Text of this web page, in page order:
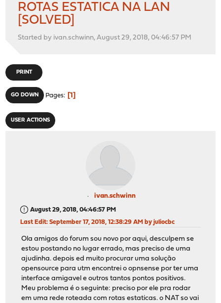
ROTAS ESTATICA NA LAN
[SOLVED]
Started by ivan.schwinn, August 29, 2018, 04:46:57 PM
PRINT
GO DOWN Pages 1
USER ACTIONS
ivan.schwinn
August 29, 2018, 04:46:57 PM
Last Edit: September 17, 2018, 12:38:29 AM by juliocbc
Ola amigos do forum sou novo por aqui, desculpem se
estou postando no lugar errado, mas preciso de uma
ajudinha. depois ed muito procurar uma solução
opensource para utm encontrei o opnsense por ter uma
interface amigavel e outros tantos pontos positivos.
Meu problema é o seguinte: preciso por ele pra rodar
em uma rede roteada com rotas estaticas. o NAT so vai